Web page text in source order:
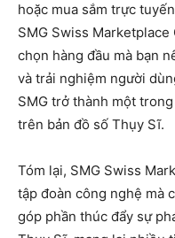
hoặc mua sắm trực
SMG Swiss
chọn hàng đầu mà bạn
và trải nghiệm người
SMG trở thành một
trên bản đồ số Thụy Sĩ.
Tóm lại, SMG Swiss
tập đoàn công nghệ mà
góp phần thúc đẩy sự